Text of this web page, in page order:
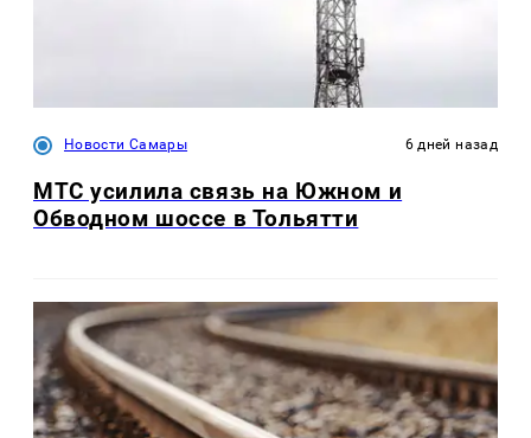
Новости Самары 6 дней назад
МТС усилила связь на Южном и
Обводном шоссе в Тольятти